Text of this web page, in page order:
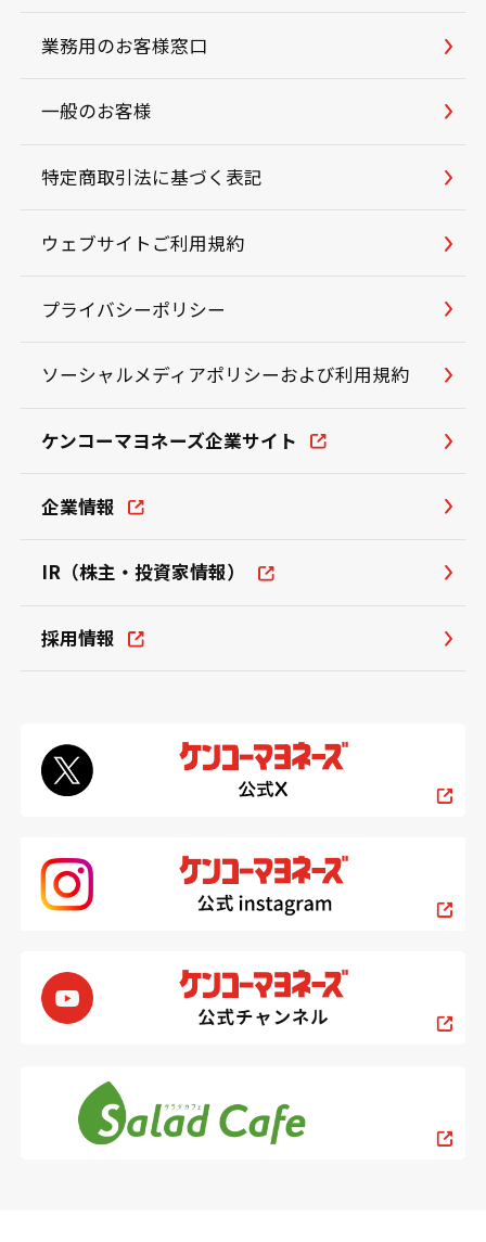
業務用のお客様窓口
一般のお客様
特定商取引法に基づく表記
ウェブサイトご利用規約
プライバシーポリシー
ソーシャルメディアポリシーおよび利用規約
ケンコーマヨネーズ企業サイト
企業情報
IR（株主・投資家情報）
採用情報